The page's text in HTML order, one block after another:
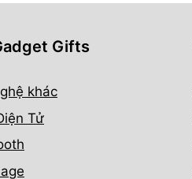
Gifts
khác
Tử